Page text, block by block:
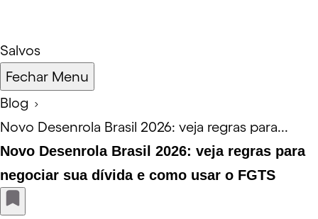
Salvos
Fechar Menu
Blog
Novo Desenrola Brasil 2026: veja regras para...
Novo Desenrola Brasil 2026: veja regras para
negociar sua dívida e como usar o FGTS